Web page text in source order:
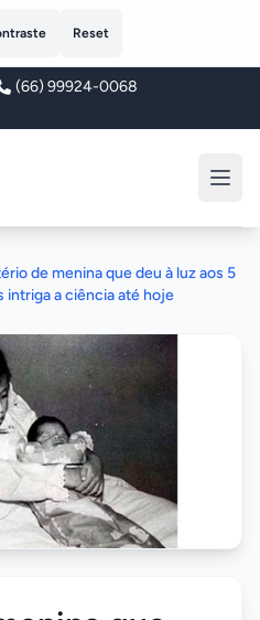
Reset
(66) 99924-0068
de menina que deu à luz aos 5
intriga a ciência até hoje